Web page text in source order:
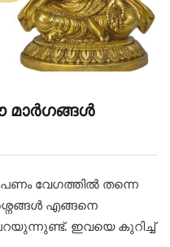
മാർഗങ്ങൾ
വേഗത്തിൽ തന്നെ
എങ്ങനെ
ഇവയെ കുറിച്ച്